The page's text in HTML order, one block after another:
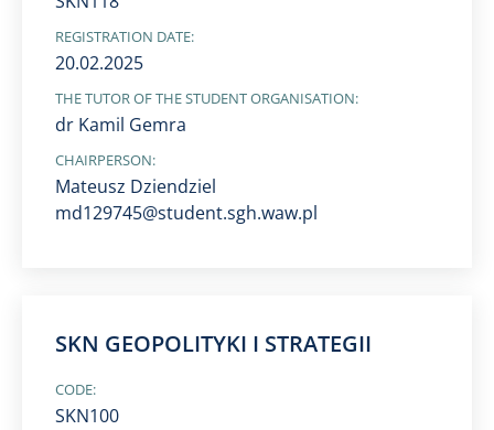
REGISTRATION DATE:
20.02.2025
THE TUTOR OF THE STUDENT ORGANISATION:
dr Kamil Gemra
CHAIRPERSON:
Mateusz Dziendziel
md129745@student.sgh.waw.pl
SKN GEOPOLITYKI I STRATEGII
CODE:
SKN100